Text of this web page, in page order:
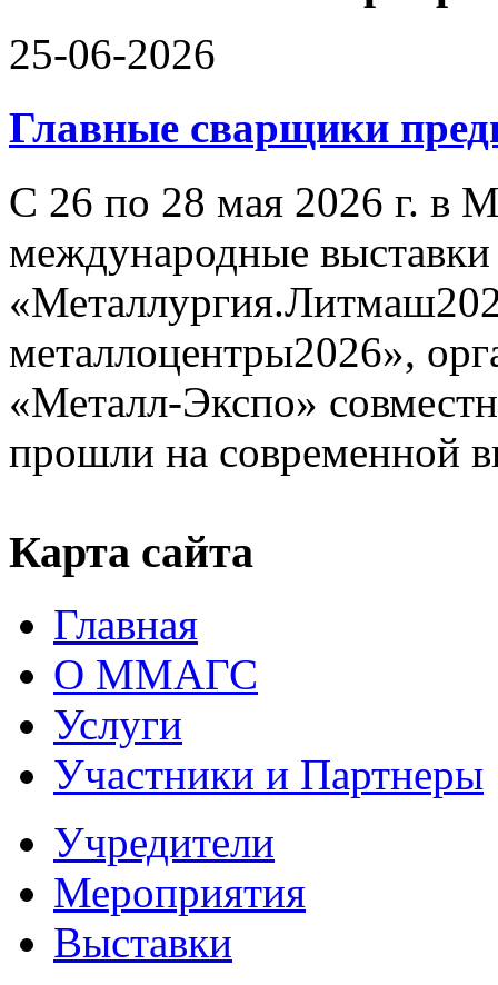
25-06-2026
Главные сварщики
С 26 по 28 мая 2026 г. в
международные
металлоцентры2026»,
«Металл-Экспо»
прошли на современной
Карта сайта
Главная
О ММАГС
Услуги
Участники и Партнеры
Учредители
Мероприятия
Выставки